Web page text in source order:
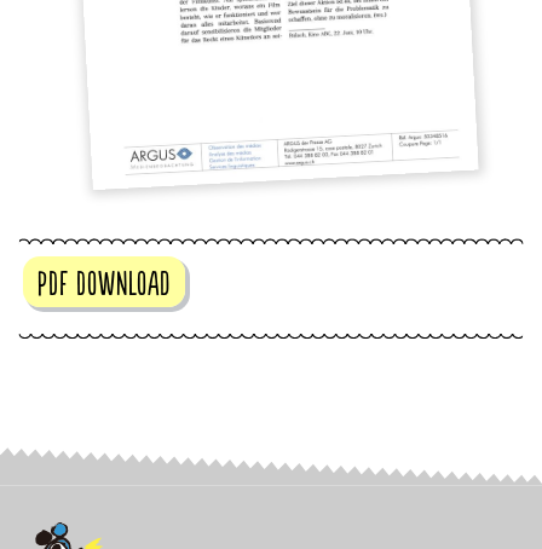
PDF Download